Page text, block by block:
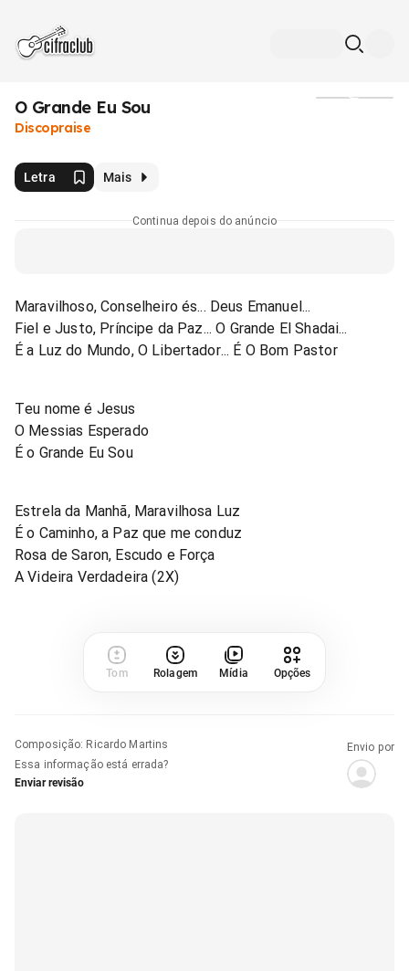
O Grande Eu Sou
Discopraise
Letra Mais
Continua depois do anúncio
Maravilhoso, Conselheiro és... Deus Emanuel...
Fiel e Justo, Príncipe da Paz... O Grande El Shadai...
É a Luz do Mundo, O Libertador... É O Bom Pastor
Teu nome é Jesus
O Messias Esperado
É o Grande Eu Sou
Estrela da Manhã, Maravilhosa Luz
É o Caminho, a Paz que me conduz
Rosa de Saron, Escudo e Força
A Videira Verdadeira (2X)
Tom Rolagem Mídia Opções
Composição: Ricardo Martins
Essa informação está errada?
Enviar revisão
Envio por